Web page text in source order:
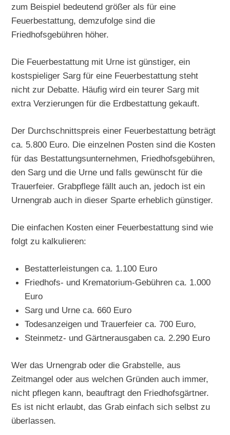
zum Beispiel bedeutend größer als für eine
Feuerbestattung, demzufolge sind die
Friedhofsgebühren höher.
Die Feuerbestattung mit Urne ist günstiger, ein
kostspieliger Sarg für eine Feuerbestattung steht
nicht zur Debatte. Häufig wird ein teurer Sarg mit
extra Verzierungen für die Erdbestattung gekauft.
Der Durchschnittspreis einer Feuerbestattung beträgt
ca. 5.800 Euro. Die einzelnen Posten sind die Kosten
für das Bestattungsunternehmen, Friedhofsgebühren,
den Sarg und die Urne und falls gewünscht für die
Trauerfeier. Grabpflege fällt auch an, jedoch ist ein
Urnengrab auch in dieser Sparte erheblich günstiger.
Die einfachen Kosten einer Feuerbestattung sind wie
folgt zu kalkulieren:
Bestatterleistungen ca. 1.100 Euro
Friedhofs- und Krematorium-Gebühren ca. 1.000
Euro
Sarg und Urne ca. 660 Euro
Todesanzeigen und Trauerfeier ca. 700 Euro,
Steinmetz- und Gärtnerausgaben ca. 2.290 Euro
Wer das Urnengrab oder die Grabstelle, aus
Zeitmangel oder aus welchen Gründen auch immer,
nicht pflegen kann, beauftragt den Friedhofsgärtner.
Es ist nicht erlaubt, das Grab einfach sich selbst zu
überlassen.